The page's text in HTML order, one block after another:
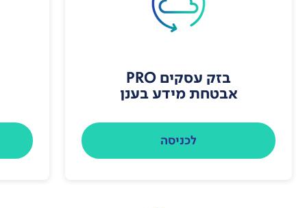
בזק עסקים PRO
אבטחת מידע בענן
לכניסה